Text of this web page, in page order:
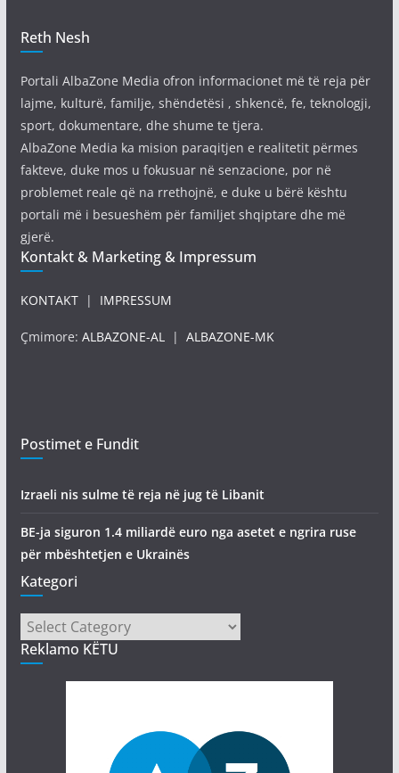
Reth Nesh
Portali AlbaZone Media ofron informacionet më të reja për
lajme, kulturë, familje, shëndetësi , shkencë, fe, teknologji,
sport, dokumentare, dhe shume te tjera.
AlbaZone Media ka mision paraqitjen e realitetit përmes
fakteve, duke mos u fokusuar në senzacione, por në
problemet reale që na rrethojnë, e duke u bërë kështu
portali më i besueshëm për familjet shqiptare dhe më
gjerë.
Kontakt & Marketing & Impressum
KONTAKT| IMPRESSUM
Çmimore: ALBAZONE-AL | ALBAZONE-MK
Postimet e Fundit
Izraeli nis sulme të reja në jug të Libanit
BE-ja siguron 1.4 miliardë euro nga asetet e ngrira ruse
për mbështetjen e Ukrainës
Kategori
Kategori
Reklamo KËTU